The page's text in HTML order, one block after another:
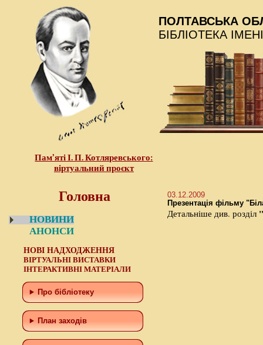
Пам’яті І. П. Котляревського:
віртуальний проєкт
ПОЛТАВСЬКА
БІБЛІОТЕКА
Головна
НОВИНИ
АНОНСИ
НОВІ НАДХОДЖЕННЯ
ВІРТУАЛЬНІ ВИСТАВКИ
ІНТЕРАКТИВНІ МАТЕРІАЛИ
Про бібліотеку
План заходів
03.12.2009
Презентація фільму
Детальніше див. розділ